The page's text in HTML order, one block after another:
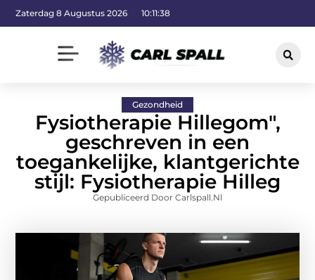
Zaterdag 8 Augustus 2026 10:11:39
Gezondheid
Fysiotherapie Hillegom",
geschreven in een
toegankelijke, klantgerichte
stijl: Fysiotherapie Hilleg
Gepubliceerd Door Carlspall.nl